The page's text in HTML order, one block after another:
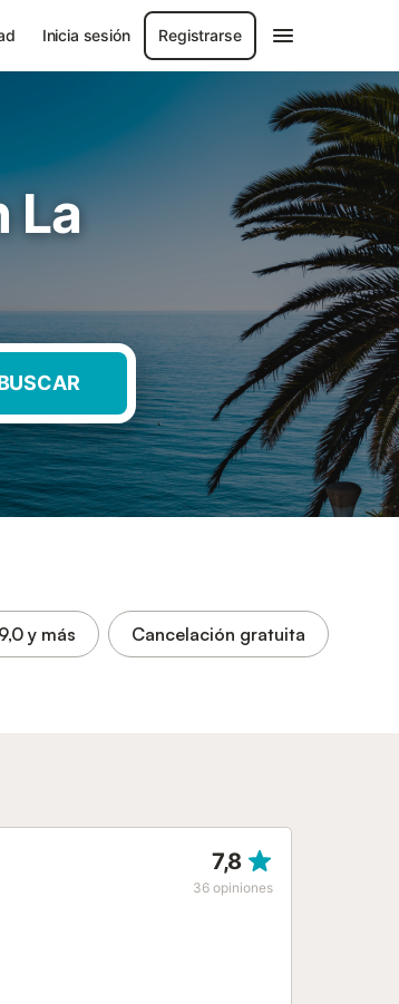
Inicia sesión Registrarse
La
9,0 y más Cancelación gratuita
7,8
36 opiniones